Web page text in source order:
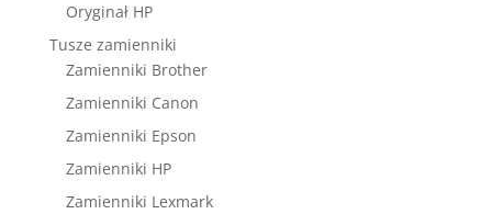
Oryginał HP
Tusze zamienniki
Zamienniki Brother
Zamienniki Canon
Zamienniki Epson
Zamienniki HP
Zamienniki Lexmark